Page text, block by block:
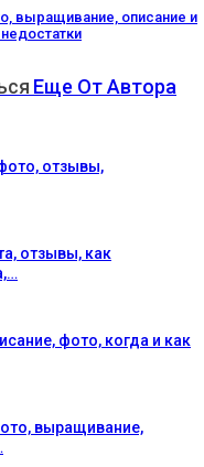
выращивание, описание и
Еще От Автора
отзывы,
отзывы, как
фото, когда и как
выращивание,